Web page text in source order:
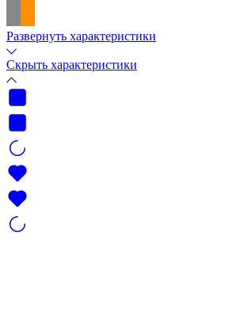
Развернуть характеристики
Скрыть характеристики